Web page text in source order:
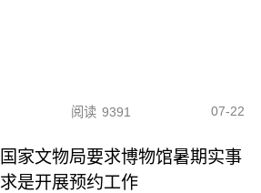
阅读 9391 07-22
国家文物局要求博物馆暑期实事
求是开展预约工作